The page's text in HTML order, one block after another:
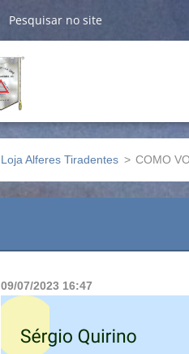
Loja Alferes Tiradentes > COMO
09/07/2023 16:47